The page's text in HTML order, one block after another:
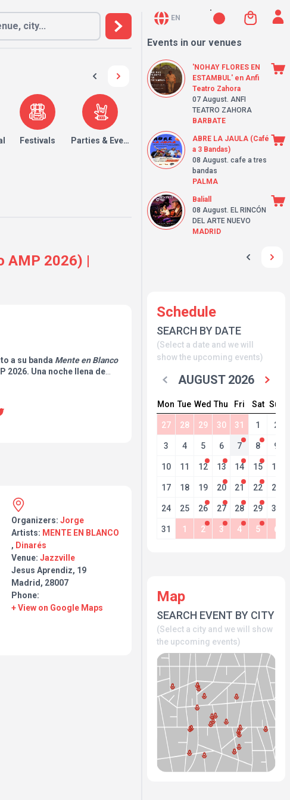
Festivals Parties & Events
AMP 2026) |
a su banda Mente en Blanco
2026. Una noche llena de
clásicos inolvidables y
(La entrada incluye
Organizers: Jorge
Artists: MENTE EN BLANCO
, Dinarés
Venue: Jazzville
Jesus Aprendiz, 19
Madrid, 28007
Phone:
+ View on Google Maps
EN
Events in our venues
'NOHAY FLORES EN
ESTAMBUL' en Anfi
Teatro Zahora
07 August. ANFI
TEATRO ZAHORA
BARBATE
ABRE LA JAULA (Café
a 3 Bandas)
08 August. cafe a tres
bandas
PALMA
Baliall
08 August. EL RINCÓN
DEL ARTE NUEVO
MADRID
Schedule
SEARCH BY DATE
(Select a date and we will
show the upcoming events)
AUGUST 2026
Mon Tue Wed Thu Fri Sat Sun
27 28 29 30 31 1 2
3 4 5 6 7 8 9
10 11 12 13 14 15 16
17 18 19 20 21 22 23
24 25 26 27 28 29 30
31 1 2 3 4 5 6
Map
SEARCH EVENT BY CITY
(Select a city and we will show
the upcoming events)